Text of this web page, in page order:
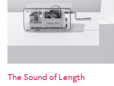
The Sound of Length